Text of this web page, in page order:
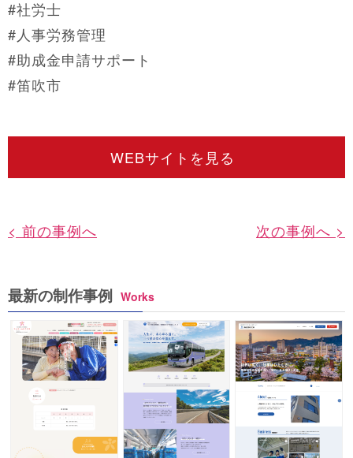
#社労士
#人事労務管理
#助成金申請サポート
#笛吹市
WEBサイトを見る
< 前の事例へ 次の事例へ >
最新の制作事例 Works